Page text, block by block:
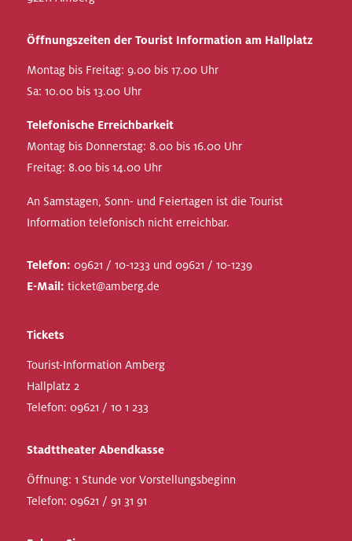
Öffnungszeiten der Tourist Information am Hallplatz
Montag bis Freitag: 9.00 bis 17.00 Uhr
Sa: 10.00 bis 13.00 Uhr
Telefonische Erreichbarkeit
Montag bis Donnerstag: 8.00 bis 16.00 Uhr
Freitag: 8.00 bis 14.00 Uhr
An Samstagen, Sonn- und Feiertagen ist die Tourist
Information telefonisch nicht erreichbar.
Telefon: 09621 / 10-1233 und 09621 / 10-1239
E-Mail: ticket@amberg.de
Tickets
Tourist-Information Amberg
Hallplatz 2
Telefon: 09621 / 10 1 233
Stadttheater Abendkasse
Öffnung: 1 Stunde vor Vorstellungsbeginn
Telefon: 09621 / 91 31 91